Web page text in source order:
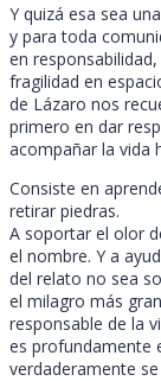
Y quizá esa sea
y para toda
en
fragilidad en
de Lázaro nos
primero en dar
acompañar la vida
Consiste en
retirar piedras.
A soportar el olor
el nombre. Y a
del relato no sea
el milagro más
responsable de la
es profundamente
verdaderamente